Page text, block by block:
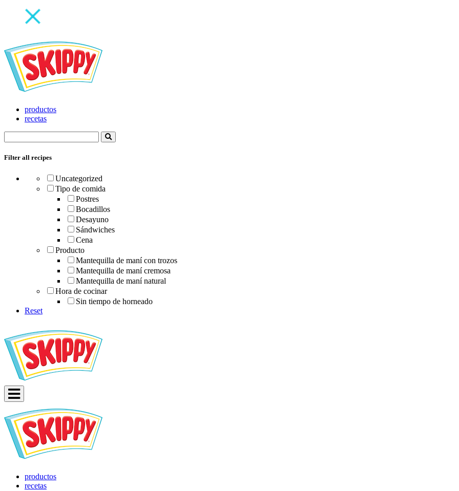
productos
recetas
Filter all recipes
Uncategorized
Tipo de comida
Postres
Bocadillos
Desayuno
Sándwiches
Cena
Producto
Mantequilla de maní con trozos
Mantequilla de maní cremosa
Mantequilla de maní natural
Hora de cocinar
Sin tiempo de horneado
Reset
productos
recetas